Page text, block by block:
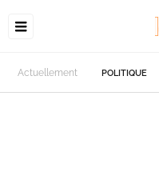
Actuellement POLITIQUE